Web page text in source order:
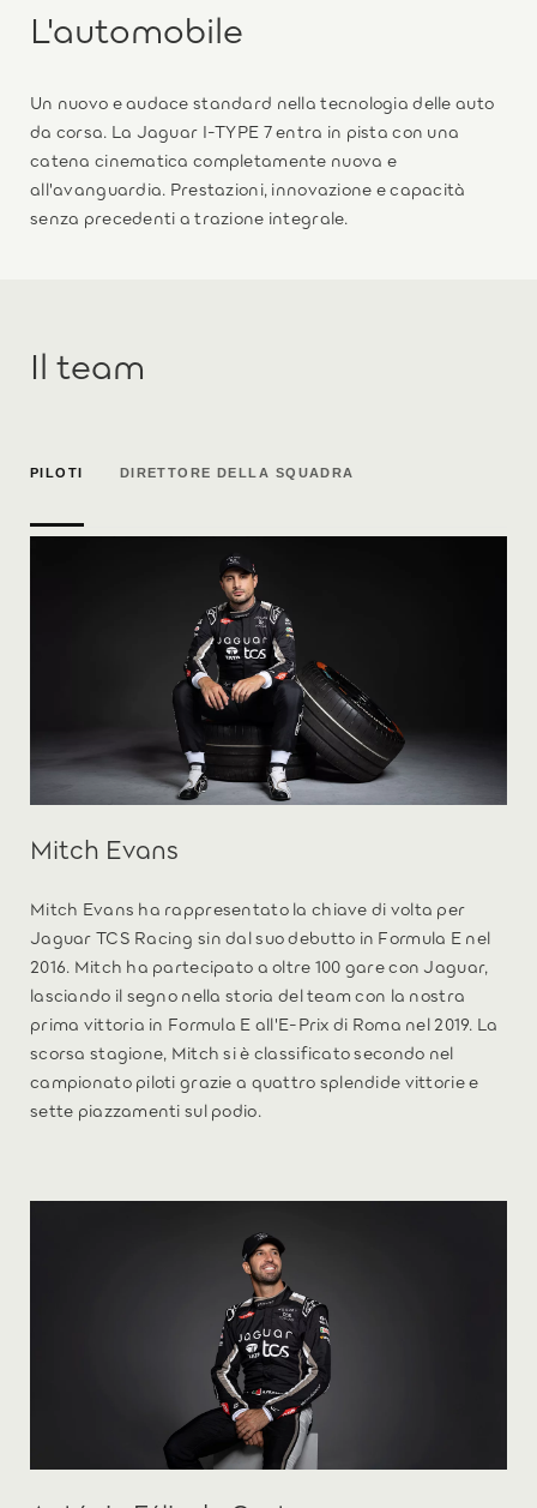
L'automobile
Un nuovo e audace standard nella tecnologia delle auto
da corsa. La Jaguar I-TYPE 7 entra in pista con una
catena cinematica completamente nuova e
all'avanguardia. Prestazioni, innovazione e capacità
senza precedenti a trazione integrale.
Il team
PILOTI DIRETTORE DELLA SQUADRA
Mitch Evans
Mitch Evans ha rappresentato la chiave di volta per
Jaguar TCS Racing sin dal suo debutto in Formula E nel
2016. Mitch ha partecipato a oltre 100 gare con Jaguar,
lasciando il segno nella storia del team con la nostra
prima vittoria in Formula E all'E-Prix di Roma nel 2019. La
scorsa stagione, Mitch si è classificato secondo nel
campionato piloti grazie a quattro splendide vittorie e
sette piazzamenti sul podio.